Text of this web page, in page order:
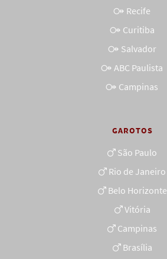
Recife
Curitiba
Salvador
ABC Paulista
Campinas
GAROTOS
São Paulo
Rio de Janeiro
Belo Horizonte
Vitória
Campinas
Brasília